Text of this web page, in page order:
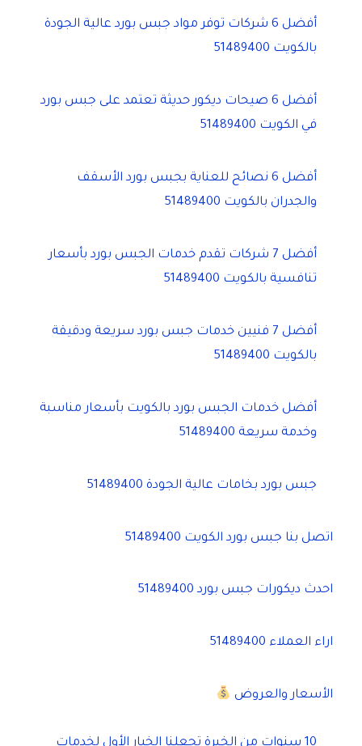
أفضل 6 شركات توفر مواد جبس بورد عالية الجودة
بالكويت 51489400
أفضل 6 صيحات ديكور حديثة تعتمد على جبس بورد
في الكويت 51489400
أفضل 6 نصائح للعناية بجبس بورد الأسقف
والجدران بالكويت 51489400
أفضل 7 شركات تقدم خدمات الجبس بورد بأسعار
تنافسية بالكويت 51489400
أفضل 7 فنيين خدمات جبس بورد سريعة ودقيقة
بالكويت 51489400
أفضل خدمات الجبس بورد بالكويت بأسعار مناسبة
وخدمة سريعة 51489400
جبس بورد بخامات عالية الجودة 51489400
اتصل بنا جبس بورد الكويت 51489400
احدث ديكورات جبس بورد 51489400
اراء العملاء 51489400
الأسعار والعروض